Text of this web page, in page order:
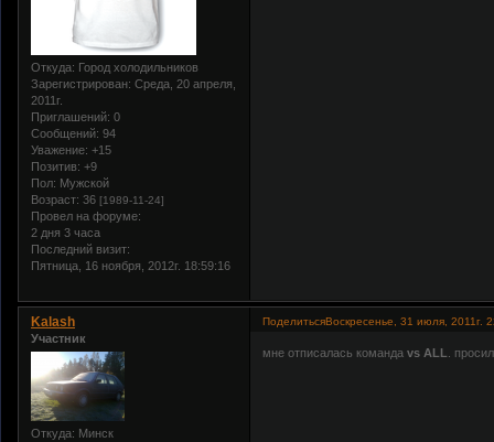
Откуда: Город холодильников
Зарегистрирован: Среда, 20 апреля,
2011г.
Приглашений: 0
Сообщений: 94
Уважение: +15
Позитив: +9
Пол: Мужской
Возраст: 36 [1989-11-24]
Провел на форуме:
2 дня 3 часа
Последний визит:
Пятница, 16 ноября, 2012г. 18:59:16
ПоделитьсяВоскресенье, 31 июля, 2011г.
Kalash
Участник
Откуда: Минск
мне отписалась командаvs ALL .